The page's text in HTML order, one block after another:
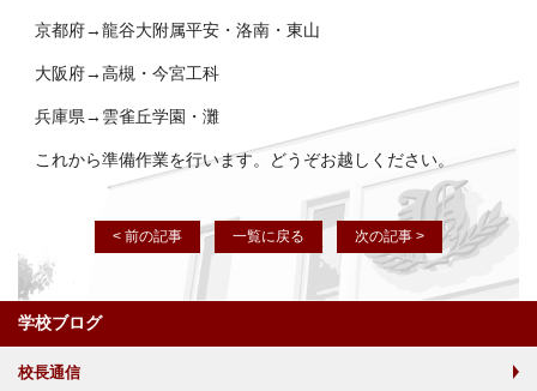
京都府→龍谷大附属平安・洛南・東山
大阪府→高槻・今宮工科
兵庫県→雲雀丘学園・灘
これから準備作業を行います。どうぞお越しください。
< 前の記事 一覧に戻る 次の記事 >
学校ブログ
校長通信